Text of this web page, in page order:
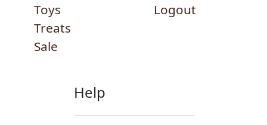
Toys
Treats
Sale
Logout
Help